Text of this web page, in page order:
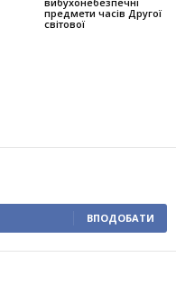
предмети часів Другої
світової
ВПОДОБАТИ